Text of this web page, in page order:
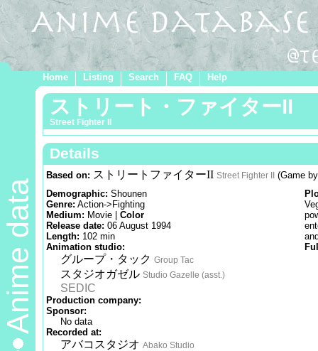
Home Listing Search FAQ Help
Anime data
ストリート・ファイターII
Street Fighter II
Details
Based on: ストリートファイターII Street Fighter II
(Game
Demographic: Shounen
Genre: Action->Fighting
Medium: Movie | Color
Release date: 06 August 1994
Length: 102 min
Animation studio:
グループ・タック Group Tac
スタジオガゼル Studio Gazelle (asst.)
SEDIC
Production company:
Sponsor:
No data
Recorded at:
アバコスタジオ Abako Studio